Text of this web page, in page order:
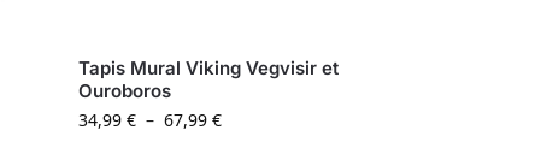
Tapis Mural Viking Vegvisir et
Ouroboros
34,99€ – 67,99€